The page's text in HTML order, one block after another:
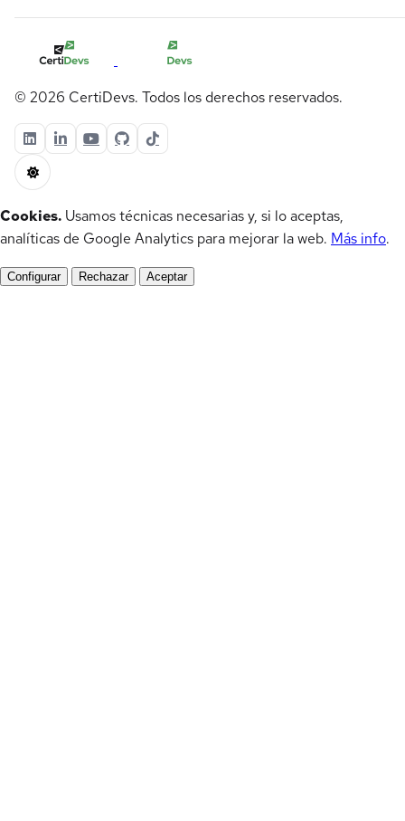
© 2026 CertiDevs. Todos los derechos reservados.
Cookies. Usamos técnicas necesarias y, si lo aceptas,
analíticas de Google Analytics para mejorar la web. Más info.
Configurar Rechazar Aceptar